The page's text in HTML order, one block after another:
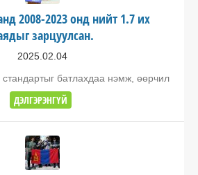
2008-2023 онд нийт 1.7 их
зарцуулсан.
2025.02.04
батлахдаа нэмж, өөрчил
ДЭЛГЭРЭНГҮЙ